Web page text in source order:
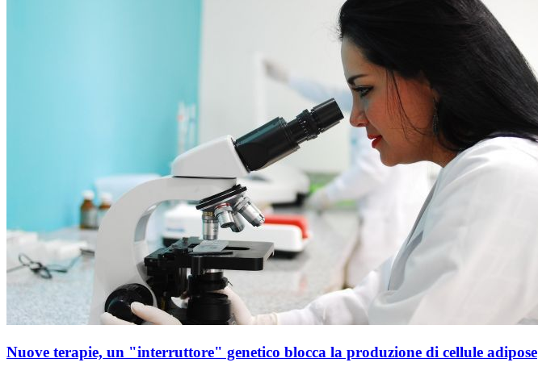
Nuove terapie, un "interruttore" genetico blocca la produzione di cellule adipose